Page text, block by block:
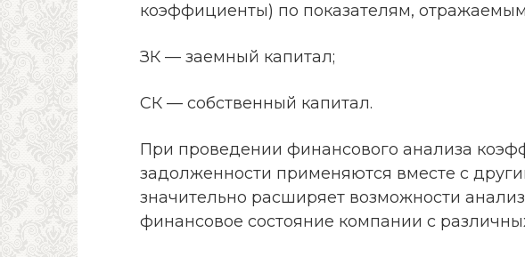
коэффициенты) по показателям,
ЗК — заемный капитал;
СК — собственный капитал.
При проведении финансового анализа
задолженности применяются вместе с
значительно расширяет возможности
финансовое состояние компании с